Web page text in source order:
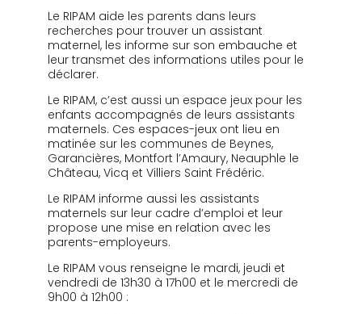
Le RIPAM aide les parents dans leurs
recherches pour trouver un assistant
maternel, les informe sur son embauche et
leur transmet des informations utiles pour le
déclarer.
Le RIPAM, c’est aussi un espace jeux pour les
enfants accompagnés de leurs assistants
maternels. Ces espaces-jeux ont lieu en
matinée sur les communes de Beynes,
Garancières, Montfort l’Amaury, Neauphle le
Château, Vicq et Villiers Saint Frédéric.
Le RIPAM informe aussi les assistants
maternels sur leur cadre d’emploi et leur
propose une mise en relation avec les
parents-employeurs.
Le RIPAM vous renseigne le mardi, jeudi et
vendredi de 13h30 à 17h00 et le mercredi de
9h00 à 12h00 :